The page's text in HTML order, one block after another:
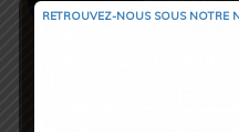
RETROUVEZ-NOUS SOUS NOTRE